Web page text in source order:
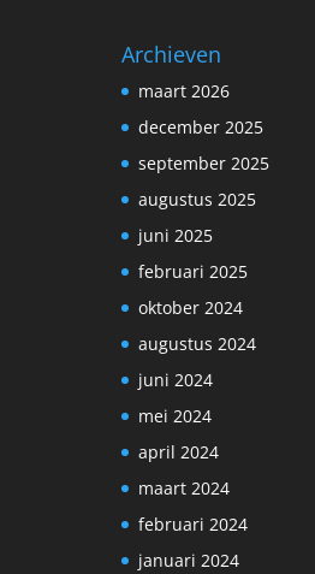
Archieven
maart 2026
december 2025
september 2025
augustus 2025
juni 2025
februari 2025
oktober 2024
augustus 2024
juni 2024
mei 2024
april 2024
maart 2024
februari 2024
januari 2024